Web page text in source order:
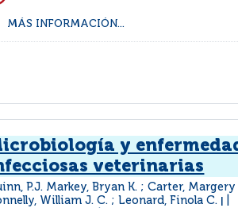
MÁS INFORMACIÓN...
y
veterinarias
P.J. Markey, Bryan K. ; Carter, Margery
William J. C. ; Leonard, Finola C.